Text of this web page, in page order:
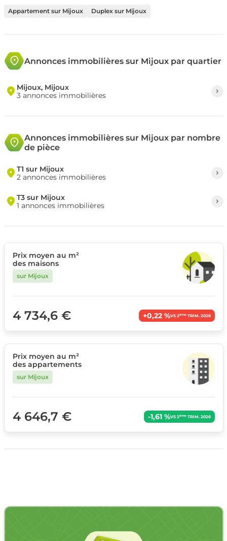
Appartement sur Mijoux Duplex sur Mijoux
Annonces immobilières sur Mijoux par quartier
Mijoux, Mijoux
3 annonces immobilières
Annonces immobilières sur Mijoux par nombre
de pièce
T1 sur Mijoux
2 annonces immobilières
T3 sur Mijoux
1 annonces immobilières
Prix moyen au m²
des maisons
sur Mijoux
4 734,6 € +0,22 %VS 2èmeTRIM. 2026
Prix moyen au m²
des appartements
sur Mijoux
4 646,7 € -1,61 %VS 2èmeTRIM. 2026